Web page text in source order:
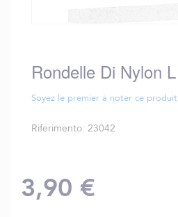
della
galleria
di
immagini
Rondelle Di Nylon L
Soyez le premier à noter ce produit
Riferimento 23042
3,90 €